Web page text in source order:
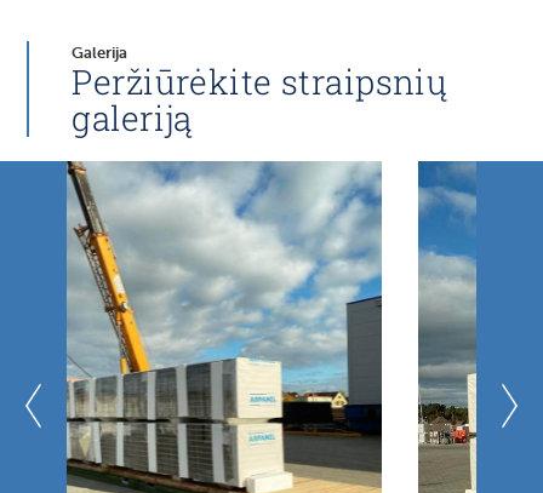
Galerija
Peržiūrėkite straipsnių
galeriją